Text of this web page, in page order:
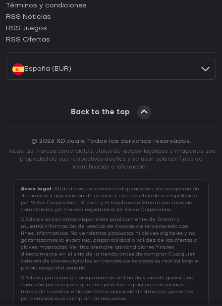
¿Cómo activar una CD Key de GOG?
¿Cómo activar una CD Key de Ubisoft Connect?
Términos y condiciones
RSS Noticias
RSS Juegos
RSS Ofertas
España (EUR)
Back to the top
© 2026 XD.deals. Todos los derechos reservados.
Todas las marcas comerciales, títulos de juegos, logotipos e imágenes son
propiedad de sus respectivos dueños y se usan solo con fines de
identificación e información.
Aviso legal: XD.deals es un servicio independiente de comparación
de precios y agregación de ofertas y no está afiliado ni respaldado
por Valve Corporation. Steam y el logotipo de Steam son marcas
comerciales y/o marcas registradas de Valve Corporation.
XD.deals utiliza datos disponibles públicamente de Steam y
muestra información de precios de tiendas de terceros solo con
fines informativos. No vendemos productos ni claves digitales y no
garantizamos la exactitud, disponibilidad o validez de las ofertas o
claves mostradas. Verifica siempre las condiciones finales
directamente en el sitio de la tienda antes de comprar. Cualquier
compra de claves digitales en tiendas de terceros se realiza bajo el
propio riesgo del usuario.
XD.deals participa en programas de afiliación y puede ganar una
comisión por compras que cumplan los requisitos realizadas a
través de nuestros enlaces. Como asociado de Amazon, ganamos
por compras que cumplan los requisitos.